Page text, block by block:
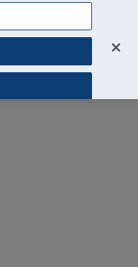
Accedi all'area riservata